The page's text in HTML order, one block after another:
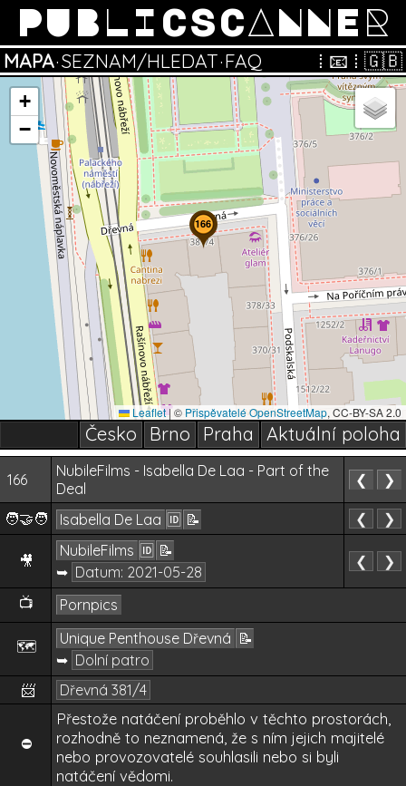
PUBLICSCANNER
MAPA·SEZNAM/HLEDAT·FAQ ⁞ 📧 ⁞ 🇬🇧
166
+
−
Leaflet|© Přispěvatelé OpenStreetMap, CC-BY-SA 2.0
Česko Brno Praha Aktuální poloha
166
NubileFilms - Isabella De Laa - Part of the
Deal
❮ ❯
🧑‍🤝‍🧑 Isabella De Laa 🆔 📝 ❮ ❯
🎥
NubileFilms 🆔 📝
➥ Datum: 2021-05-28
❮ ❯
📺 Pornpics
🗺️ Unique Penthouse Dřevná 📝
➥ Dolní patro
📨
Dřevná 381/4
⛔
Přestože natáčení proběhlo v těchto prostorách,
rozhodně to neznamená, že s ním jejich majitelé
nebo provozovatelé souhlasili nebo si byli
natáčení vědomi.